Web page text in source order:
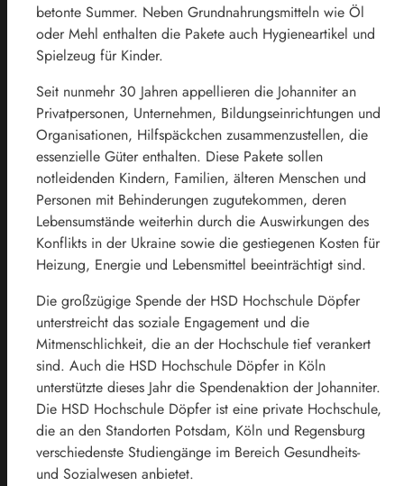
betonte Summer. Neben Grundnahrungsmitteln wie Öl
oder Mehl enthalten die Pakete auch Hygieneartikel und
Spielzeug für Kinder.
Seit nunmehr 30 Jahren appellieren die Johanniter an
Privatpersonen, Unternehmen, Bildungseinrichtungen und
Organisationen, Hilfspäckchen zusammenzustellen, die
essenzielle Güter enthalten. Diese Pakete sollen
notleidenden Kindern, Familien, älteren Menschen und
Personen mit Behinderungen zugutekommen, deren
Lebensumstände weiterhin durch die Auswirkungen des
Konflikts in der Ukraine sowie die gestiegenen Kosten für
Heizung, Energie und Lebensmittel beeinträchtigt sind.
Die großzügige Spende der HSD Hochschule Döpfer
unterstreicht das soziale Engagement und die
Mitmenschlichkeit, die an der Hochschule tief verankert
sind. Auch die HSD Hochschule Döpfer in Köln
unterstützte dieses Jahr die Spendenaktion der Johanniter.
Die HSD Hochschule Döpfer ist eine private Hochschule,
die an den Standorten Potsdam, Köln und Regensburg
verschiedenste Studiengänge im Bereich Gesundheits-
und Sozialwesen anbietet.